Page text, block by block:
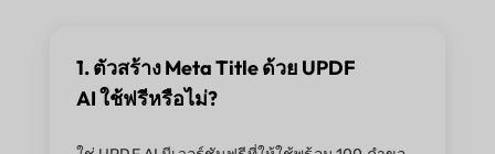
1. ตัวสร้าง Meta Title ด้วย UPDF
AI ใช้ฟรีหรือไม่?